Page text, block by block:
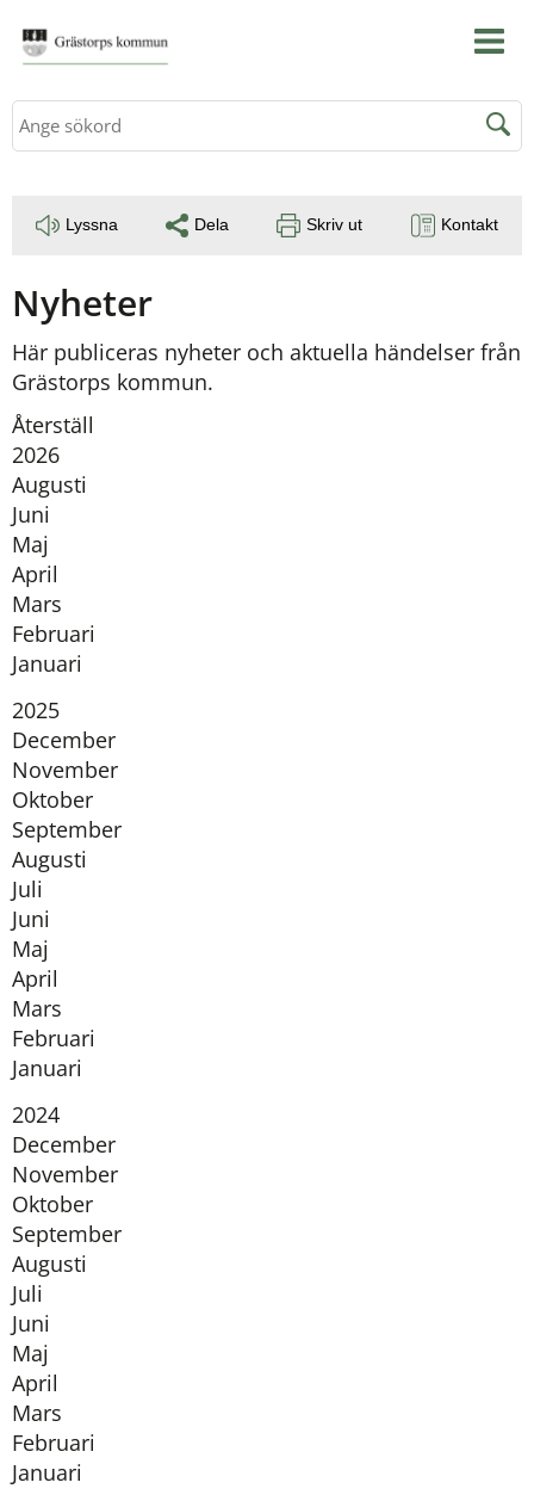
Sök
Lyssna Dela Skriv ut Kontakt
Nyheter
Här publiceras nyheter och aktuella händelser från
Grästorps kommun.
Återställ
År:
2026
Augusti
Juni
Maj
April
Mars
Februari
Januari
År:
2025
December
November
Oktober
September
Augusti
Juli
Juni
Maj
April
Mars
Februari
Januari
År:
2024
December
November
Oktober
September
Augusti
Juli
Juni
Maj
April
Mars
Februari
Januari